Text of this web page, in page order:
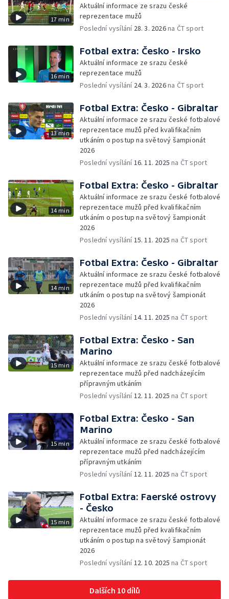
17 min
Aktuální informace ze srazu české
reprezentace mužů
Poslední vysílání 28. 3. 2026na ČT sport
16 min
Fotbal extra: Česko - Irsko
Aktuální informace ze srazu české
reprezentace mužů
Poslední vysílání 24. 3. 2026na ČT sport
13 min
Fotbal Extra: Česko - Gibraltar
Aktuální informace ze srazu české fotbalové
reprezentace mužů před kvalifikačním
utkáním o postup na světový šampionát
2026
Poslední vysílání16. 11. 2025 na ČT sport
14 min
Fotbal Extra: Česko - Gibraltar
Aktuální informace ze srazu české fotbalové
reprezentace mužů před kvalifikačním
utkáním o postup na světový šampionát
2026
Poslední vysílání15. 11. 2025 na ČT sport
14 min
Fotbal Extra: Česko - Gibraltar
Aktuální informace ze srazu české fotbalové
reprezentace mužů před kvalifikačním
utkáním o postup na světový šampionát
2026
Poslední vysílání14. 11. 2025 na ČT sport
15 min
Fotbal Extra: Česko - San
Marino
Aktuální informace ze srazu české fotbalové
reprezentace mužů před nadcházejícím
přípravným utkáním
Poslední vysílání12. 11. 2025 na ČT sport
15 min
Fotbal Extra: Česko - San
Marino
Aktuální informace ze srazu české fotbalové
reprezentace mužů před nadcházejícím
přípravným utkáním
Poslední vysílání12. 11. 2025 na ČT sport
15 min
Fotbal Extra: Faerské ostrovy
- Česko
Aktuální informace ze srazu české fotbalové
reprezentace mužů před kvalifikačním
utkáním o postup na světový šampionát
2026
Poslední vysílání12. 10. 2025 na ČT sport
Dalších 10 dílů